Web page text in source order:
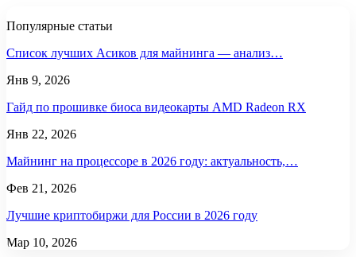
Популярные статьи
Список лучших Асиков для майнинга — анализ…
Янв 9, 2026
Гайд по прошивке биоса видеокарты AMD Radeon RX
Янв 22, 2026
Майнинг на процессоре в 2026 году: актуальность,…
Фев 21, 2026
Лучшие криптобиржи для России в 2026 году
Мар 10, 2026